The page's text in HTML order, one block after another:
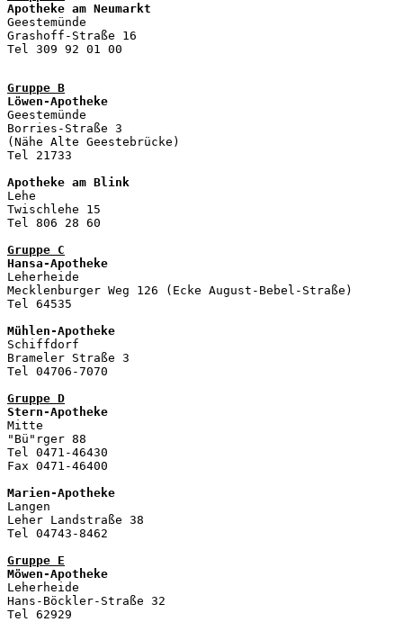
Apotheke am Neumarkt
Geestemünde
Grashoff-Straße 16
Tel 309 92 01 00
Gruppe B
Löwen-Apotheke
Geestemünde
Borries-Straße 3
(Nähe Alte Geestebrücke)
Tel 21733
Apotheke am Blink
Lehe
Twischlehe 15
Tel 806 28 60
Gruppe C
Hansa-Apotheke
Leherheide
Mecklenburger Weg 126 (Ecke August-Bebel-Straße)
Tel 64535
Mühlen-Apotheke
Schiffdorf
Brameler Straße 3
Tel 04706-7070
Gruppe D
Stern-Apotheke
Mitte
"Bü"rger 88
Tel 0471-46430
Fax 0471-46400
Marien-Apotheke
Langen
Leher Landstraße 38
Tel 04743-8462
Gruppe E
Möwen-Apotheke
Leherheide
Hans-Böckler-Straße 32
Tel 62929